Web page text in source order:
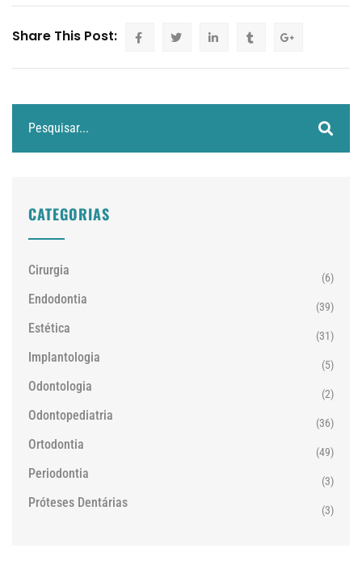
Share This Post:
CATEGORIAS
Cirurgia (6)
Endodontia (39)
Estética (31)
Implantologia (5)
Odontologia (2)
Odontopediatria (36)
Ortodontia (49)
Periodontia (3)
Próteses Dentárias (3)